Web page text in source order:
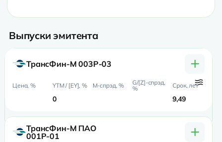
Выпуски эмитента
ТрансФин-М 003P-03 +
0 9,49
ТрансФин-М ПАО
001P-01
+